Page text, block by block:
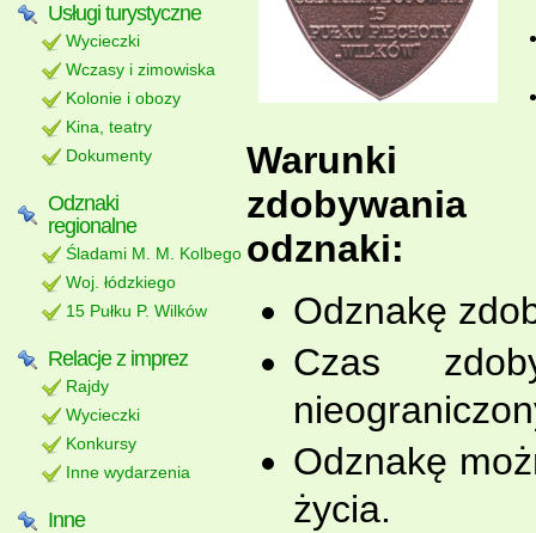
Usługi turystyczne
Wycieczki
Wczasy i zimowiska
Kolonie i obozy
Kina, teatry
Dokumenty
Odznaki
regionalne
Śladami M. M. Kolbego
Woj. łódzkiego
15 Pułku P. Wilków
Relacje z imprez
Rajdy
Wycieczki
Konkursy
Inne wydarzenia
Inne
Warunki
zdobywania
odznaki:
Odznakę
Czas
Odznakę
życia.